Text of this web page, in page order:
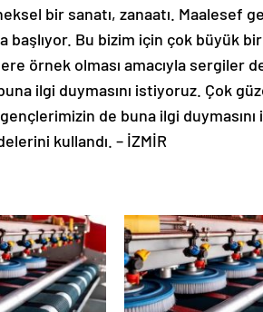
bir sanatı, zanaatı. Maalesef
Bu bizim için çok büyük
örnek olması amacıyla sergiler
ilgi duymasını istiyoruz. Çok
de buna ilgi
kullandı. – İZMİR